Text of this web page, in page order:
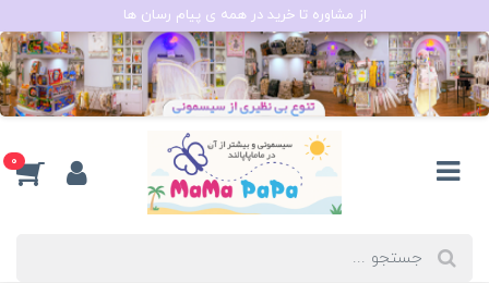
از مشاوره تا خرید در همه ی پیام رسان ها
0